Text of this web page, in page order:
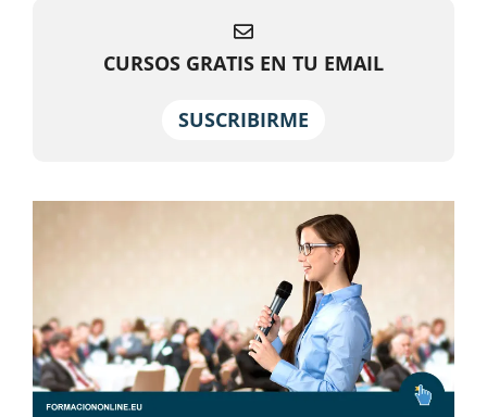
CURSOS GRATIS EN TU EMAIL
SUSCRIBIRME